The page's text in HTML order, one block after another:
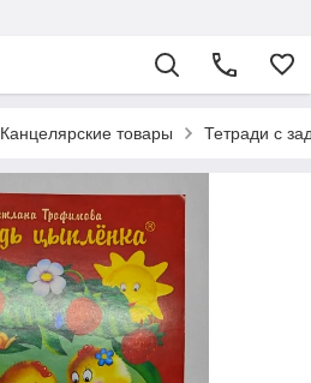
Канцелярские товары Тетради с